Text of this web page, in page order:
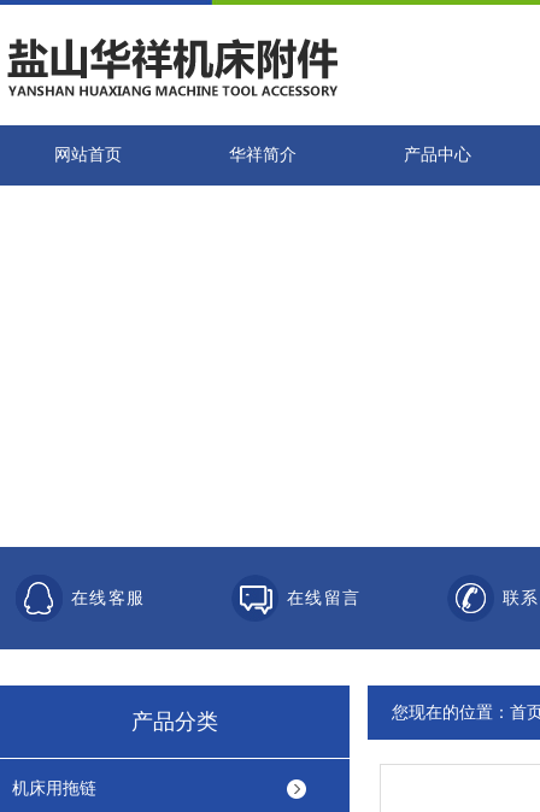
网站首页 华祥简介 产品中心
在线客服 在线留言 联
产品分类
机床用拖链
您现在的位置： 首